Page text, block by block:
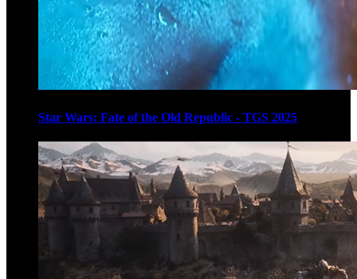
Star Wars: Fate of the Old Republic - TGS 2025